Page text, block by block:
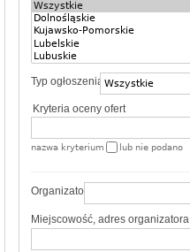
Typ ogłoszenia
Kryteria oceny ofert
nazwa kryterium lub nie podano
Organizator
Miejscowość, adres organizatora